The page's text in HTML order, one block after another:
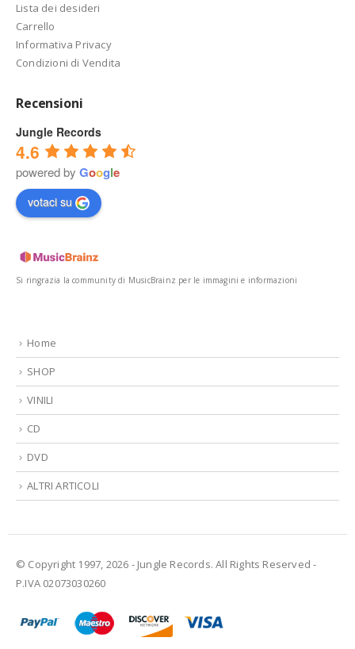
Lista dei desideri
Carrello
Informativa Privacy
Condizioni di Vendita
Recensioni
Jungle Records
4.6
powered by Google
votaci su
Si ringrazia la community di MusicBrainz per le immagini e informazioni
Home
SHOP
VINILI
CD
DVD
ALTRI ARTICOLI
© Copyright 1997, 2026 - Jungle Records. All Rights Reserved -
P.IVA 02073030260